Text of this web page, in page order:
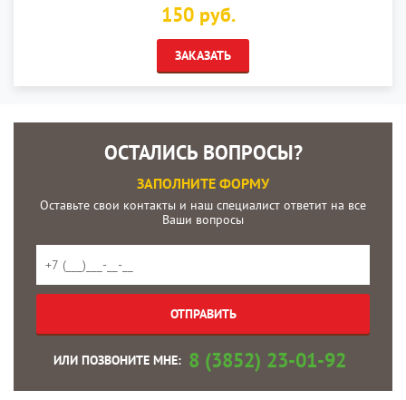
150 руб.
ЗАКАЗАТЬ
ОСТАЛИСЬ ВОПРОСЫ?
ЗАПОЛНИТЕ ФОРМУ
Оставьте свои контакты и наш специалист ответит на все
Ваши вопросы
ИЛИ ПОЗВОНИТЕ МНЕ: 8 (3852) 23-01-92